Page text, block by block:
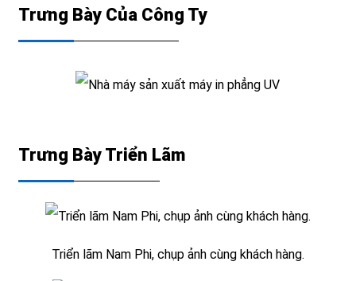
Trưng Bày Của Công Ty
Trưng Bày Triển Lãm
Triển lãm Nam Phi, chụp ảnh cùng khách hàng.